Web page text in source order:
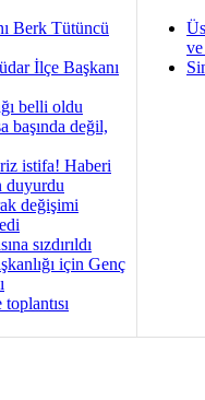
Berk Tütüncü
İlçe Başkanı
belli oldu
başında değil,
istifa! Haberi
duyurdu
değişimi
sızdırıldı
için Genç